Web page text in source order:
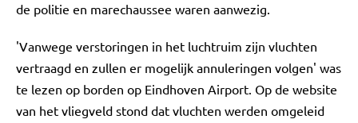
de politie en marechaussee waren aanwezig.
'Vanwege verstoringen in het luchtruim zijn vluchten
vertraagd en zullen er mogelijk annuleringen volgen' was
te lezen op borden op Eindhoven Airport. Op de website
van het vliegveld stond dat vluchten werden omgeleid